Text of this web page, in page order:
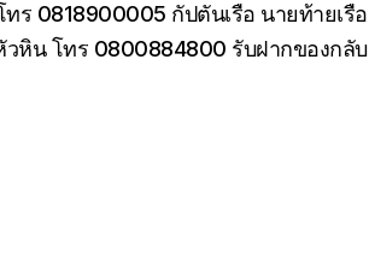
ร 0818900005 กัปตันเรือ นายท้ายเรือ
วหิน โทร 0800884800 รับฝากของกลับ